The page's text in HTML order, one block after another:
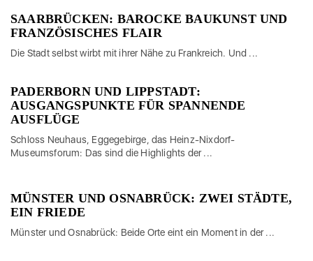
SAARBRÜCKEN: BAROCKE BAUKUNST UND
FRANZÖSISCHES FLAIR
Die Stadt selbst wirbt mit ihrer Nähe zu Frankreich. Und ...
PADERBORN UND LIPPSTADT:
AUSGANGSPUNKTE FÜR SPANNENDE
AUSFLÜGE
Schloss Neuhaus, Eggegebirge, das Heinz-Nixdorf-
Museumsforum: Das sind die Highlights der ...
MÜNSTER UND OSNABRÜCK: ZWEI STÄDTE,
EIN FRIEDE
Münster und Osnabrück: Beide Orte eint ein Moment in der ...